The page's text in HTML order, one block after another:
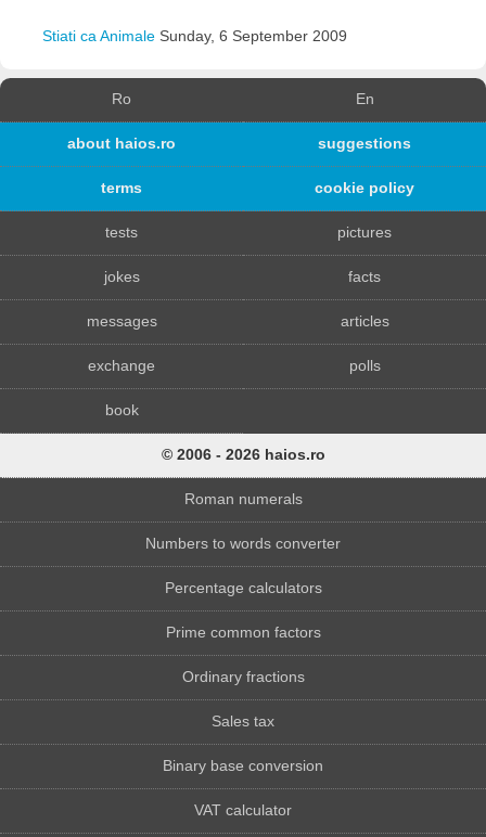
Stiati ca Animale Sunday, 6 September 2009
Ro En
about haios.ro suggestions
terms cookie policy
tests pictures
jokes facts
messages articles
exchange polls
book
© 2006 - 2026 haios.ro
Roman numerals
Numbers to words converter
Percentage calculators
Prime common factors
Ordinary fractions
Sales tax
Binary base conversion
VAT calculator